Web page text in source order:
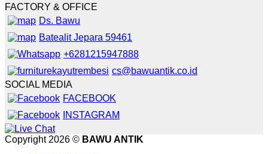
FACTORY & OFFICE
Ds. Bawu
Batealit Jepara 59461
+6281215947888
cs@bawuantik.co.id
SOCIAL MEDIA
FACEBOOK
INSTAGRAM
Copyright 2026 © BAWU ANTIK